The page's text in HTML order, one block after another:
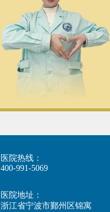
医院热线：
400-991-5069
医院地址：
浙江省宁波市鄞州区锦寓